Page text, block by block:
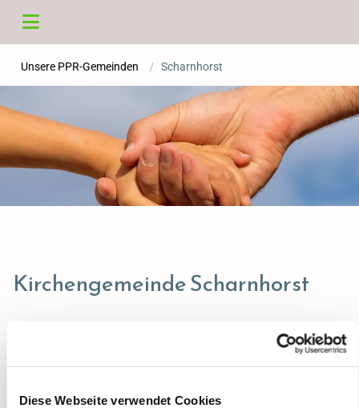
Diese Webseite verwendet Cookies
Unsere PPR-Gemeinden / Scharnhorst
Kirchengemeinde Scharnhorst